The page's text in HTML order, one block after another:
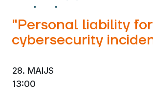
"Personal liability for
cybersecurity
28. MAIJS
13:00